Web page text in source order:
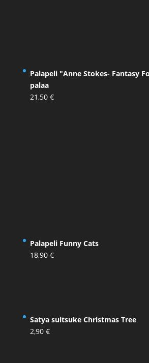
Palapeli "Anne Stokes- Fantasy
palaa
21,50 €
Palapeli Funny Cats
18,90 €
Satya suitsuke Christmas Tree
2,90 €